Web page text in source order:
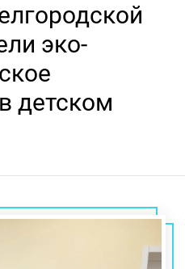
эко-
детском